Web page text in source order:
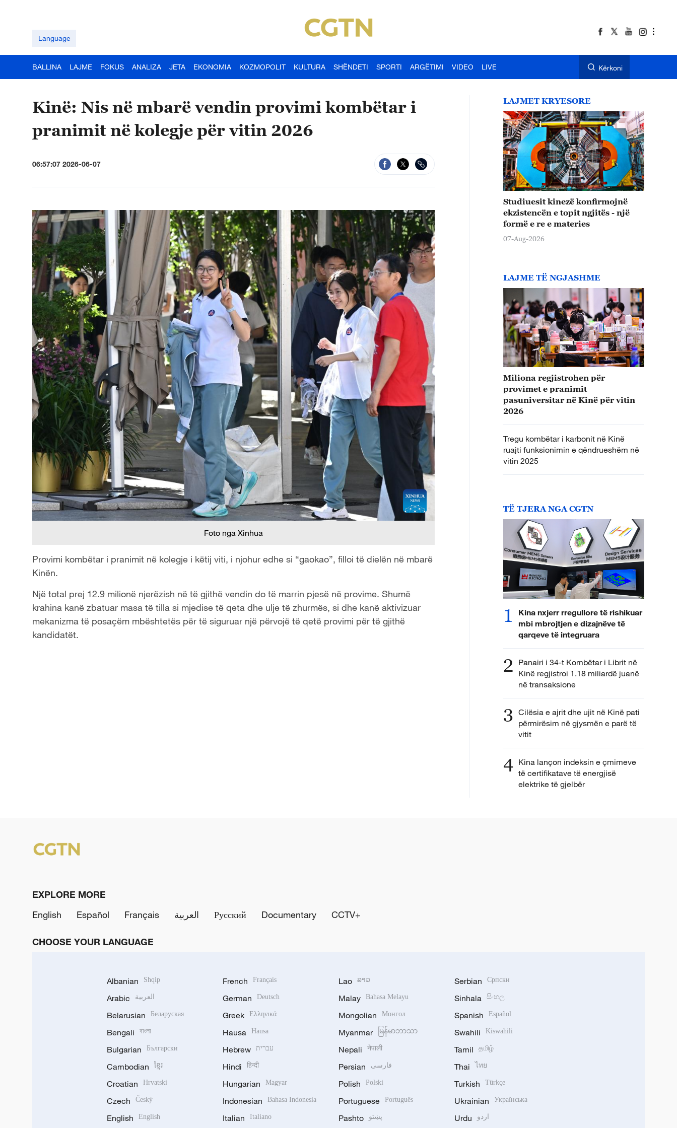
Language
BALLINA LAJME FOKUS ANALIZA JETA EKONOMIA KOZMOPOLIT KULTURA SHËNDETI SPORTI ARGËTIMI VIDEO LIVE Kërkoni
Kinë: Nis në mbarë vendin provimi kombëtar i
pranimit në kolegje për vitin 2026
06:57:07 2026-06-07
Foto nga Xinhua
Provimi kombëtar i pranimit në kolegje i këtij viti, i njohur edhe si “gaokao”, filloi të dielën në mbarë
Kinën.
Një total prej 12.9 milionë njerëzish në të gjithë vendin do të marrin pjesë në provime. Shumë
krahina kanë zbatuar masa të tilla si mjedise të qeta dhe ulje të zhurmës, si dhe kanë aktivizuar
mekanizma të posaçëm mbështetës për të siguruar një përvojë të qetë provimi për të gjithë
kandidatët.
LAJMET KRYESORE
Studiuesit kinezë konfirmojnë
ekzistencën e topit ngjitës - një
formë e re e materies
07-Aug-2026
LAJME TË NGJASHME
Miliona regjistrohen për
provimet e pranimit
pasuniversitar në Kinë për vitin
2026
Tregu kombëtar i karbonit në Kinë
ruajti funksionimin e qëndrueshëm në
vitin 2025
TË TJERA NGA CGTN
1
Kina nxjerr rregullore të rishikuar
mbi mbrojtjen e dizajnëve të
qarqeve të integruara
2 Panairi i 34-t Kombëtar i Librit në
Kinë regjistroi 1.18 miliardë juanë
në transaksione
3 Cilësia e ajrit dhe ujit në Kinë pati
përmirësim në gjysmën e parë të
vitit
4 Kina lançon indeksin e çmimeve
të certifikatave të energjisë
elektrike të gjelbër
EXPLORE MORE
English
Español Français العربية Русский Documentary CCTV+
CHOOSE YOUR LANGUAGE
Albanian Shqip
Arabic العربية
Belarusian Беларуская
Bengali বাংলা
Bulgarian Български
Cambodian ខ្មែរ
Croatian Hrvatski
Czech Český
English English
French Français
German Deutsch
Greek Ελληνικά
Hausa Hausa
Hebrew עברית
Hindi हिन्दी
Hungarian Magyar
Indonesian Bahasa Indonesia
Italian Italiano
Lao ລາວ
Malay Bahasa Melayu
Mongolian Монгол
Myanmar မြန်မာဘာသာ
Nepali नेपाली
Persian فارسی
Polish Polski
Portuguese Português
Pashto پښتو
Serbian Српски
Sinhala සිංහල
Spanish Español
Swahili Kiswahili
Tamil தமிழ்
Thai ไทย
Turkish Türkçe
Ukrainian Українська
Urdu اردو